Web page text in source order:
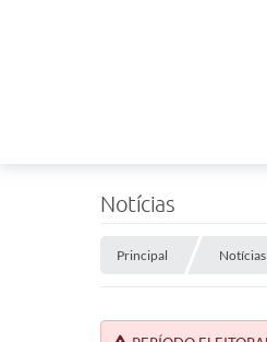
Notícias
Principal Notícias